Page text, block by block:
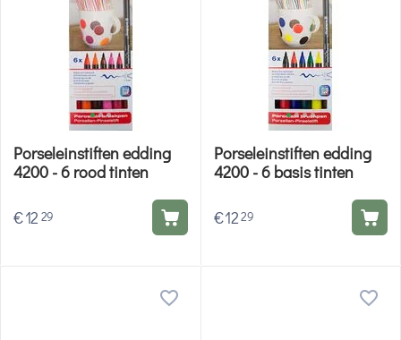
Porseleinstiften edding
4200 - 6 rood tinten
€12 29
Porseleinstiften edding
4200 - 6 basis tinten
€1229